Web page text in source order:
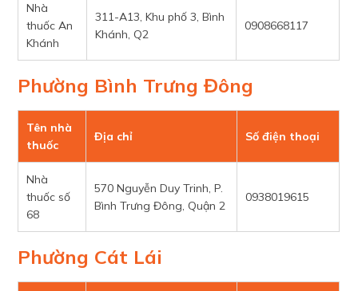
Nhà
thuốc An
Khánh
311-A13, Khu phố 3, Bình
Khánh, Q2
0908668117
Phường Bình Trưng Đông
Tên nhà
thuốc
Địa chỉ Số điện thoại
Nhà
thuốc số
68
570 Nguyễn Duy Trinh, P.
Bình Trưng Đông, Quận 2
0938019615
Phường Cát Lái